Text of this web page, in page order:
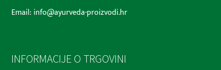
Email: info@ayurveda-proizvodi.hr
INFORMACIJE O TRGOVINI